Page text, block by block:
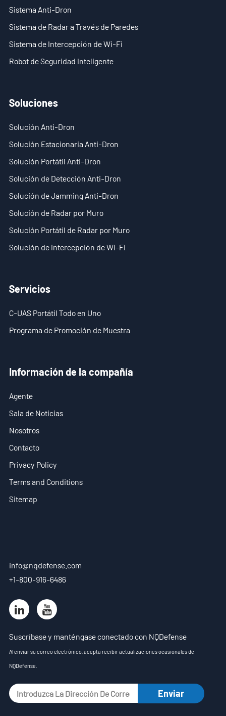
Sistema Anti-Dron
Sistema de Radar a Través de Paredes
Sistema de Intercepción de Wi-Fi
Robot de Seguridad Inteligente
Soluciones
Solución Anti-Dron
Solución Estacionaria Anti-Dron
Solución Portátil Anti-Dron
Solución de Detección Anti-Dron
Solución de Jamming Anti-Dron
Solución de Radar por Muro
Solución Portátil de Radar por Muro
Solución de Intercepción de Wi-Fi
Servicios
C-UAS Portátil Todo en Uno
Programa de Promoción de Muestra
Información de la compañía
Agente
Sala de Noticias
Nosotros
Contacto
Privacy Policy
Terms and Conditions
Sitemap
info@nqdefense.com
+1-800-916-6486
Suscríbase y manténgase conectado con NQDefense
Al enviar su correo electrónico, acepta recibir actualizaciones ocasionales de
NQDefense.